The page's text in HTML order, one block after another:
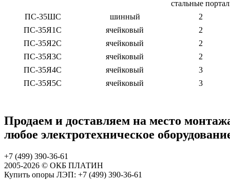
стальные
ПС-35ШС
шинный
2
ПС-35Я1С
ячейковый
2
ПС-35Я2С
ячейковый
2
ПС-35Я3С
ячейковый
2
ПС-35Я4С
ячейковый
3
ПС-35Я5С
ячейковый 3
Продаем и доставляем на место
любое электротехническое
+7 (499) 390-36-61
2005-2026 © ОКБ ПЛАТИН
Купить опоры ЛЭП: +7 (499) 390-36-61